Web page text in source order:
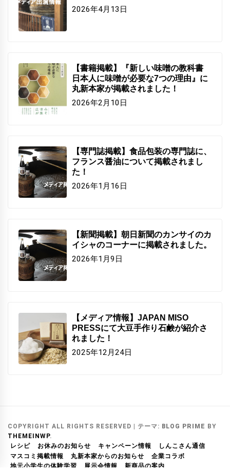
2026年4月13日
【書籍掲載】『新しい味噌の教科書
日本人に味噌が必要な7つの理由』に
丸新本家が掲載されました！
2026年2月10日
【専門誌掲載】食品包装の専門誌に、
フランス醤油について掲載されまし
た！
2026年1月16日
【新聞掲載】朝日新聞のカンサイのカ
イシャのコーナーに掲載されました。
2026年1月9日
【メディア情報】JAPAN MISO
PRESSにて大豆手作り石鹸が紹介さ
れました！
2025年12月24日
COPYRIGHT ALL RIGHTS RESERVED | テーマ: BLOG PRIME BY
THEMEINWP.
レシピ
お休みのお知らせ キャンペーン情報
しんこさん通信
マスコミ掲載情報
丸新本家からのお知らせ
企業コラボ
地元小学生の体験学習
展示会情報 新商品の案内